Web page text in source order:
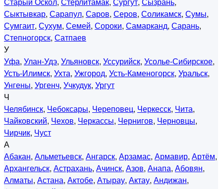
Сыктывкар, Сарапул, Саров, Серов, Соликамск, Сумы,
Сумгаит, Сухум, Семей, Сороки, Самарканд, Сарань,
Степногорск, Сатпаев
У
Уфа, Улан-Удэ, Ульяновск, Уссурийск, Усолье-Сибирское,
Усть-Илимск, Ухта, Ужгород, Усть-Каменогорск, Уральск,
Унгены, Ургенч, Учкудук, Ургут
Ч
Челябинск, Чебоксары, Череповец, Черкесск, Чита,
Чайковский, Чехов, Черкассы, Чернигов, Черновцы,
Чирчик, Чуст
А
Абакан, Альметьевск, Ангарск, Арзамас, Армавир, Артём,
Архангельск, Астрахань, Ачинск, Азов, Анапа, Абовян,
Алматы, Астана, Актобе, Атырау, Актау, Андижан,